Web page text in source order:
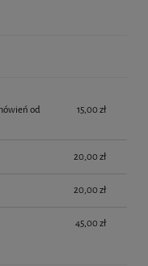
od
15,00 zł
20,00 zł
20,00 zł
45,00 zł